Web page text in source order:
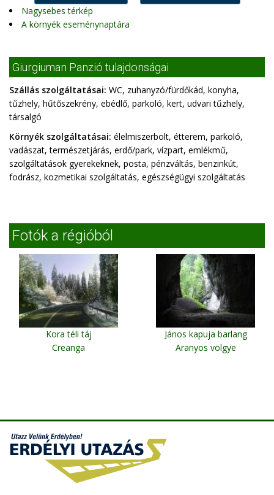
Nagysebes térkép
A környék eseménynaptára
Giurgiuman Panzió tulajdonságai
Szállás szolgáltatásai: WC, zuhanyzó/fürdőkád, konyha,
tűzhely, hűtőszekrény, ebédlő, parkoló, kert, udvari tűzhely,
társalgó
Környék szolgáltatásai: élelmiszerbolt, étterem, parkoló,
vadászat, természetjárás, erdő/park, vízpart, emlékmű,
szolgáltatások gyerekeknek, posta, pénzváltás, benzinkút,
fodrász, kozmetikai szolgáltatás, egészségügyi szolgáltatás
Fotók a régióból
Kora téli táj
Creanga
János kapuja barlang
Aranyos völgye